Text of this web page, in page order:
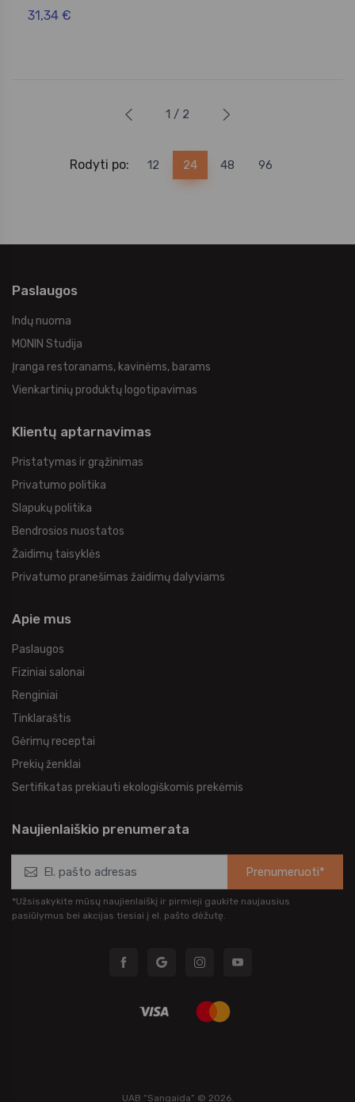
31,34 €
1 / 2
Rodyti po: 12 24 48 96
Paslaugos
Indų nuoma
MONIN Studija
Įranga restoranams, kavinėms, barams
Vienkartinių produktų logotipavimas
Klientų aptarnavimas
Pristatymas ir grąžinimas
Privatumo politika
Slapukų politika
Bendrosios nuostatos
Žaidimų taisyklės
Privatumo pranešimas žaidimų dalyviams
Apie mus
Paslaugos
Fiziniai salonai
Renginiai
Tinklaraštis
Gėrimų receptai
Prekių ženklai
Sertifikatas prekiauti ekologiškomis prekėmis
Naujienlaiškio prenumerata
Prenumeruoti*
*Užsisakykite mūsų naujienlaiškį ir pirmieji gaukite naujausius
pasiūlymus bei akcijas tiesiai į el. pašto dėžutę.
UAB “Sangaida” © 2026.